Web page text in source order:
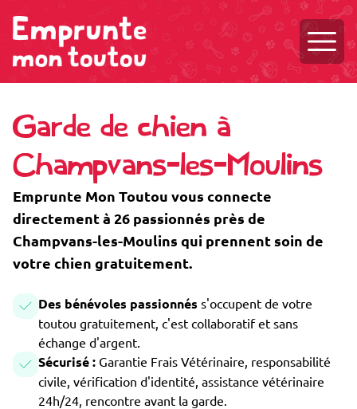
Garde de chien à
Champvans-les-Moulins
Emprunte Mon Toutou vous connecte
directement à 26 passionnés près de
Champvans-les-Moulins qui prennent soin de
votre chien gratuitement.
Des bénévoles passionnés s'occupent de votre
toutou gratuitement, c'est collaboratif et sans
échange d'argent.
Sécurisé : Garantie Frais Vétérinaire, responsabilité
civile, vérification d'identité, assistance vétérinaire
24h/24, rencontre avant la garde.